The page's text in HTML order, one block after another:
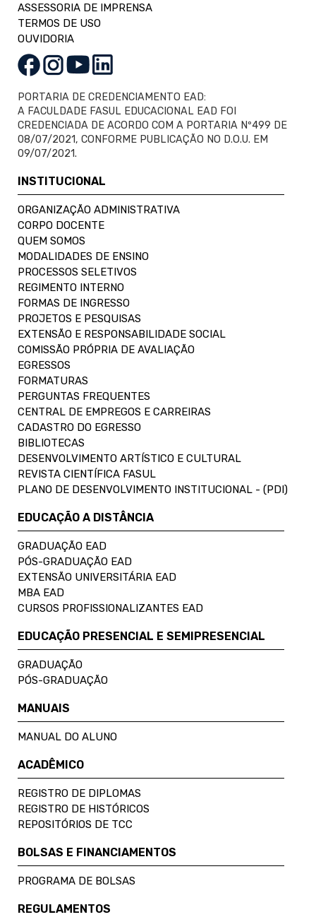
ASSESSORIA DE IMPRENSA
TERMOS DE USO
OUVIDORIA
PORTARIA DE CREDENCIAMENTO EAD:
A FACULDADE FASUL EDUCACIONAL EAD FOI
CREDENCIADA DE ACORDO COM A PORTARIA Nº499 DE
08/07/2021, CONFORME PUBLICAÇÃO NO D.O.U. EM
09/07/2021.
INSTITUCIONAL
ORGANIZAÇÃO ADMINISTRATIVA
CORPO DOCENTE
QUEM SOMOS
MODALIDADES DE ENSINO
PROCESSOS SELETIVOS
REGIMENTO INTERNO
FORMAS DE INGRESSO
PROJETOS E PESQUISAS
EXTENSÃO E RESPONSABILIDADE SOCIAL
COMISSÃO PRÓPRIA DE AVALIAÇÃO
EGRESSOS
FORMATURAS
PERGUNTAS FREQUENTES
CENTRAL DE EMPREGOS E CARREIRAS
CADASTRO DO EGRESSO
BIBLIOTECAS
DESENVOLVIMENTO ARTÍSTICO E CULTURAL
REVISTA CIENTÍFICA FASUL
PLANO DE DESENVOLVIMENTO INSTITUCIONAL - (PDI)
EDUCAÇÃO A DISTÂNCIA
GRADUAÇÃO EAD
PÓS-GRADUAÇÃO EAD
EXTENSÃO UNIVERSITÁRIA EAD
MBA EAD
CURSOS PROFISSIONALIZANTES EAD
EDUCAÇÃO PRESENCIAL E SEMIPRESENCIAL
GRADUAÇÃO
PÓS-GRADUAÇÃO
MANUAIS
MANUAL DO ALUNO
ACADÊMICO
REGISTRO DE DIPLOMAS
REGISTRO DE HISTÓRICOS
REPOSITÓRIOS DE TCC
BOLSAS E FINANCIAMENTOS
PROGRAMA DE BOLSAS
REGULAMENTOS